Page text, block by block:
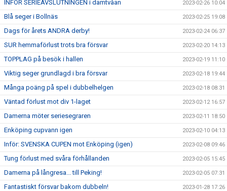
INFÖR SERIEAVSLUTNINGEN i damtvåan 2023-02-26 10:04
Blå seger i Bollnäs 2023-02-25 19:08
Dags för årets ANDRA derby! 2023-02-24 06:37
SUR hemmaförlust trots bra försvar 2023-02-20 14:13
TOPPLAG på besök i hallen 2023-02-19 11:10
Viktig seger grundlagd i bra försvar 2023-02-18 19:44
Många poäng på spel i dubbelhelgen 2023-02-18 08:31
Väntad förlust mot div 1-laget 2023-02-12 16:57
Damerna möter seriesegraren 2023-02-11 18:50
Enköping cupvann igen 2023-02-10 04:13
Inför: SVENSKA CUPEN mot Enköping (igen) 2023-02-08 09:46
Tung förlust med svåra förhållanden 2023-02-05 15:45
Damerna på långresa... till Peking! 2023-02-05 07:31
Fantastiskt försvar bakom dubbeln! 2023-01-28 17:26